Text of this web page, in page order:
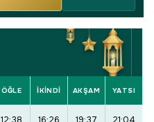
ÖĞLE İKINDI AKŞAM YATSI